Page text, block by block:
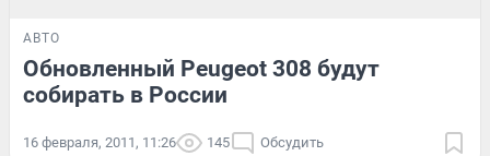
АВТО
Обновленный Peugeot 308 будут
собирать в России
16 февраля, 2011, 11:26 145 Обсудить